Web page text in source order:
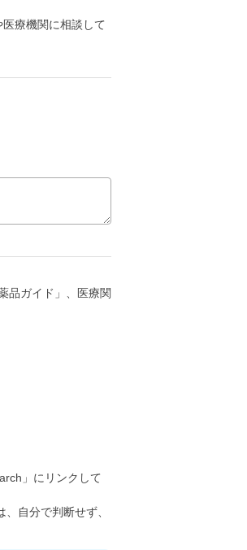
療機関に相談して
品ガイド」、医療関
」にリンクして
自分で判断せず、